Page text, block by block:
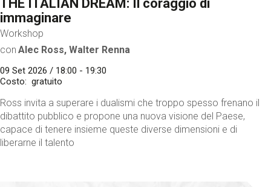
THE ITALIAN DREAM: Il coraggio di
immaginare
Workshop
con Alec Ross, Walter Renna
09 Set 2026 / 18:00 - 19:30
Costo
gratuito
Ross invita a superare i dualismi che troppo spesso frenano il
dibattito pubblico e propone una nuova visione del Paese,
capace di tenere insieme queste diverse dimensioni e di
liberarne il talento